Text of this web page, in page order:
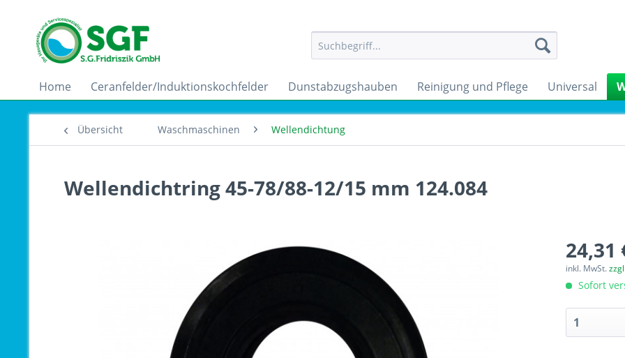
Home Ceranfelder/Induktionskochfelder Dunstabzugshauben Reinigung und Pflege Universal
Übersicht Waschmaschinen Wellendichtung
Wellendichtring 45-78/88-12/15 mm 124.084
24,31
inkl. MwSt.
Sofort